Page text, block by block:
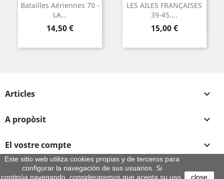
Batailles Aériennes 70 -
LA...
Preu
14,50 €
LES AILES FRANÇAISES
39-45....
Preu
15,00 €
Articles 
A propòsit 
El vostre compte 
Informació sobre la botiga
Este sitio web utiliza cookies propias y de terceros para
configurar la navegación de sus usuarios. Si
continúa navegando, consideraremos que acepta su uso.
close